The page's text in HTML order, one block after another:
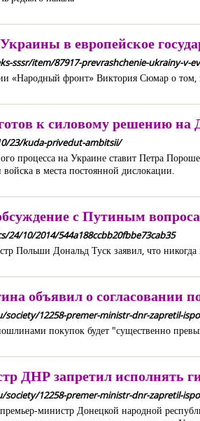
в европейское
sssr/item/87917-prevrashchenie-ukrainy-v-
«Народный фронт» Виктория Сюмар о том,
к силовому решению на
23/kuda-privedut-ambitsii/
процесса на Украине ставит Петра
в места постоянной дислокации.
с Путиным
10/2014/544a188ccbb20fbbe73cab35
Польши Дональд Туск заявил, что
объявил о согласовании
12258-premer-ministr-dnr-zapretil-
покупок будет "существенно
ДНР запретил исполнять
12258-premer-ministr-dnr-zapretil-
министр Донецкой народной